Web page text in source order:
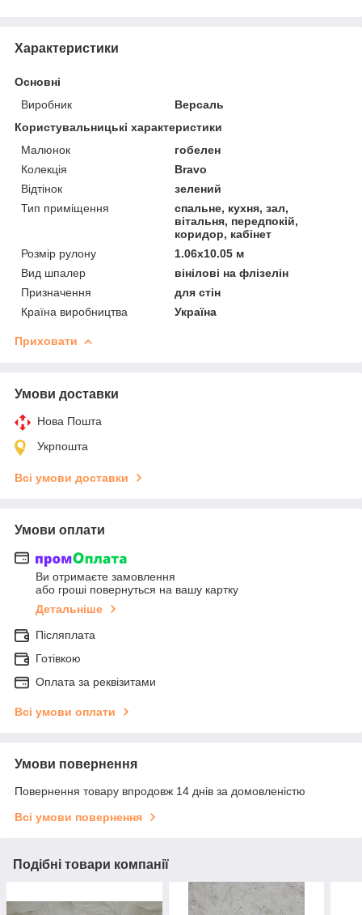
Характеристики
Основні
Виробник
Версаль
Користувальницькі характеристики
Малюнок
гобелен
Колекція
Bravo
Відтінок
зелений
Тип приміщення
спальне, кухня, зал,
вітальня, передпокій,
коридор, кабінет
Розмір рулону
1.06x10.05 м
Вид шпалер
вінілові на флізелін
Призначення
для стін
Країна виробництва
Україна
Приховати
Умови доставки
Нова Пошта
Укрпошта
Всі умови доставки
Умови оплати
Ви отримаєте замовлення
або гроші повернуться на вашу картку
Детальніше
Післяплата
Готівкою
Оплата за реквізитами
Всі умови оплати
Умови повернення
Повернення товару впродовж 14 днів за домовленістю
Всі умови повернення
Подібні товари компанії